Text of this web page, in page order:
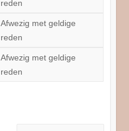
reden
Afwezig met geldige
reden
Afwezig met geldige
reden